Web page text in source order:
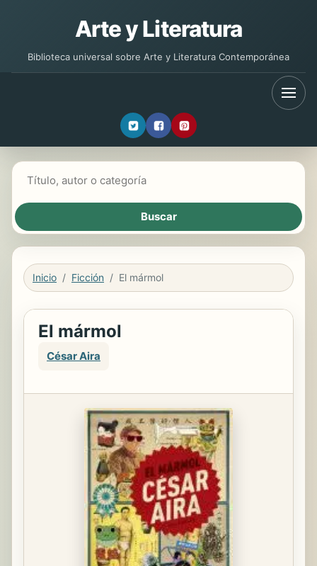
Arte y Literatura
Biblioteca universal sobre Arte y Literatura Contemporánea
Inicio Ficción El mármol
El mármol
César Aira